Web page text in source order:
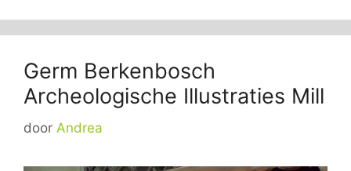
Germ Berkenbosch
Archeologische Illustraties Mill
door Andrea